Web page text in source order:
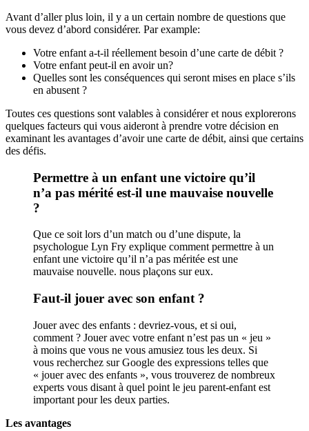
Avant d’aller plus loin, il y a un certain nombre de questions que
vous devez d’abord considérer. Par example:
Votre enfant a-t-il réellement besoin d’une carte de débit ?
Votre enfant peut-il en avoir un?
Quelles sont les conséquences qui seront mises en place s’ils
en abusent ?
Toutes ces questions sont valables à considérer et nous explorerons
quelques facteurs qui vous aideront à prendre votre décision en
examinant les avantages d’avoir une carte de débit, ainsi que certains
des défis.
Permettre à un enfant une victoire qu’il
n’a pas mérité est-il une mauvaise nouvelle
?
Que ce soit lors d’un match ou d’une dispute, la
psychologue Lyn Fry explique comment permettre à un
enfant une victoire qu’il n’a pas méritée est une
mauvaise nouvelle. nous plaçons sur eux.
Faut-il jouer avec son enfant ?
Jouer avec des enfants : devriez-vous, et si oui,
comment ? Jouer avec votre enfant n’est pas un « jeu »
à moins que vous ne vous amusiez tous les deux. Si
vous recherchez sur Google des expressions telles que
« jouer avec des enfants », vous trouverez de nombreux
experts vous disant à quel point le jeu parent-enfant est
important pour les deux parties.
Les avantages